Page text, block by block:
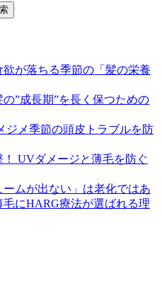
が落ちる季節の「髪の栄養
”成長期”を長く保つための
ジメ季節の頭皮トラブルを防
UVダメージと薄毛を防ぐ
ムが出ない」は老化ではあ
毛にHARG療法が選ばれる理